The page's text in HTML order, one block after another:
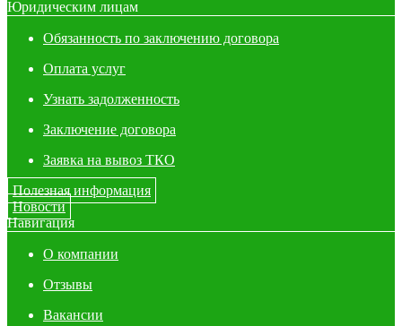
Юридическим лицам
Обязанность по заключению договора
Оплата услуг
Узнать задолженность
Заключение договора
Заявка на вывоз ТКО
Полезная информация
Новости
Навигация
О компании
Отзывы
Вакансии